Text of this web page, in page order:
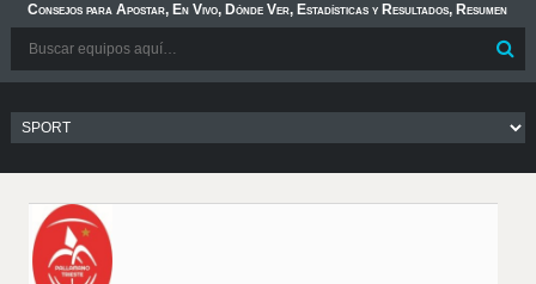
Consejos para Apostar, En Vivo, Dónde Ver, Estadísticas y Resultados, Resumen